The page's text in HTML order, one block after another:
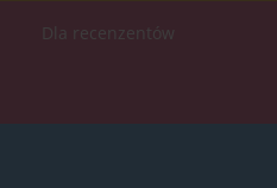
Dla recenzentów